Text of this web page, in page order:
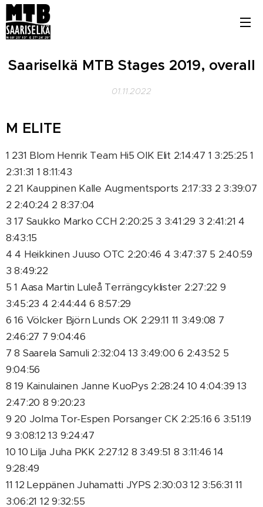
Saariselkä MTB Stages 2019, overall
01.11.2022
M ELITE
1 231 Blom Henrik Team Hi5 OIK Elit 2:14:47 1 3:25:25 1
2:31:31 1 8:11:43
2 21 Kauppinen Kalle Augmentsports 2:17:33 2 3:39:07
2 2:40:24 2 8:37:04
3 17 Saukko Marko CCH 2:20:25 3 3:41:29 3 2:41:21 4
8:43:15
4 4 Heikkinen Juuso OTC 2:20:46 4 3:47:37 5 2:40:59
3 8:49:22
5 1 Aasa Martin Luleå Terrängcyklister 2:27:22 9
3:45:23 4 2:44:44 6 8:57:29
6 16 Völcker Björn Lunds OK 2:29:11 11 3:49:08 7
2:46:27 7 9:04:46
7 8 Saarela Samuli 2:32:04 13 3:49:00 6 2:43:52 5
9:04:56
8 19 Kainulainen Janne KuoPys 2:28:24 10 4:04:39 13
2:47:20 8 9:20:23
9 20 Jolma Tor-Espen Porsanger CK 2:25:16 6 3:51:19
9 3:08:12 13 9:24:47
10 10 Lilja Juha PKK 2:27:12 8 3:49:51 8 3:11:46 14
9:28:49
11 12 Leppänen Juhamatti JYPS 2:30:03 12 3:56:31 11
3:06:21 12 9:32:55